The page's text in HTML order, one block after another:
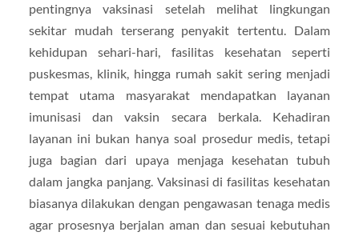
pentingnya vaksinasi setelah melihat lingkungan
sekitar mudah terserang penyakit tertentu. Dalam
kehidupan sehari-hari, fasilitas kesehatan seperti
puskesmas, klinik, hingga rumah sakit sering menjadi
tempat utama masyarakat mendapatkan layanan
imunisasi dan vaksin secara berkala. Kehadiran
layanan ini bukan hanya soal prosedur medis, tetapi
juga bagian dari upaya menjaga kesehatan tubuh
dalam jangka panjang. Vaksinasi di fasilitas kesehatan
biasanya dilakukan dengan pengawasan tenaga medis
agar prosesnya berjalan aman dan sesuai kebutuhan